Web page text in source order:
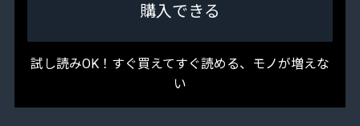
購入できる
試し読みOK！すぐ買えてすぐ読める、モノが増えな
い